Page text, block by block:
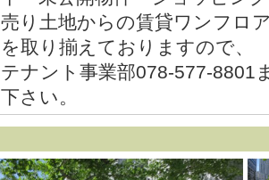
売り土地からの賃貸ワンフロ
を取り揃えておりますので、
テナント事業部078-577-8801
下さい。